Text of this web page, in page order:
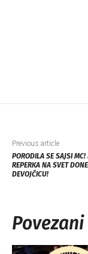
Previous article
PORODILA SE SAJSI MC!
REPERKA NA SVET
DEVOJČICU!